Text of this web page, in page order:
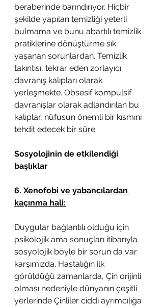
beraberinde barındırıyor. Hiçbir
şekilde yapılan temizliği yeterli
bulmama ve bunu abartılı temizlik
pratiklerine dönüştürme sık
yaşanan sorunlardan. Temizlik
takıntısı, tekrar eden zorlayıcı
davranış kalıpları olarak
yerleşmekte. Obsesif kompulsif
davranışlar olarak adlandırılan bu
kalıplar, nüfusun önemli bir kısmını
tehdit edecek bir süre.
Sosyolojinin de etkilendiği
başlıklar
6. Xenofobi ve yabancılardan
kaçınma hali:
Duygular bağlantılı olduğu için
psikolojik ama sonuçları itibarıyla
sosyolojik böyle bir sorun da var
karşımızda. Hastalığın ilk
görüldüğü zamanlarda, Çin orijinli
olması nedeniyle dünyanın çeşitli
yerlerinde Çinliler ciddi ayrımcılığa